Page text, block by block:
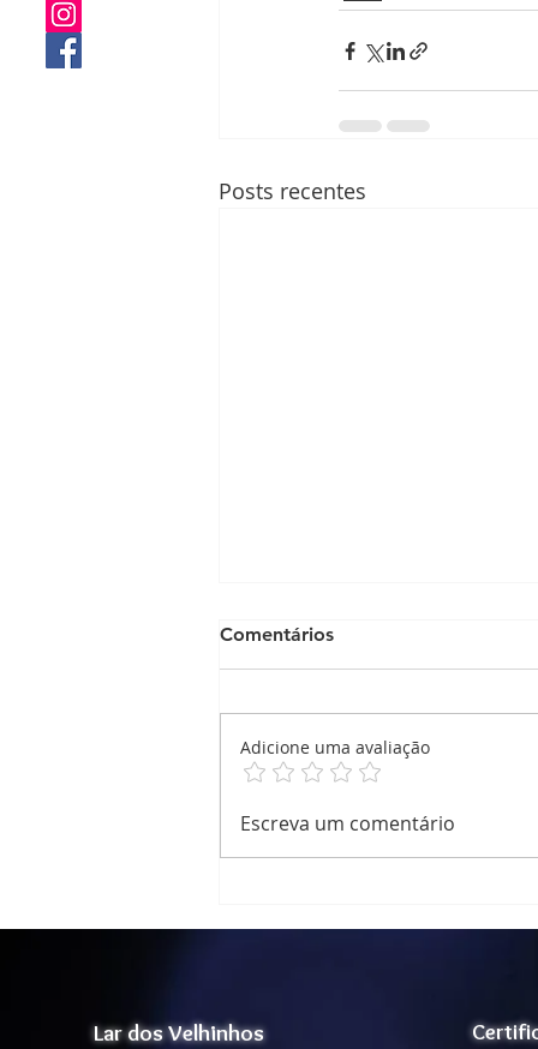
Posts recentes
Relatório de Atividades
Comentários
Adicione uma avaliação
Escreva um comentário
Lar dos Velhinhos